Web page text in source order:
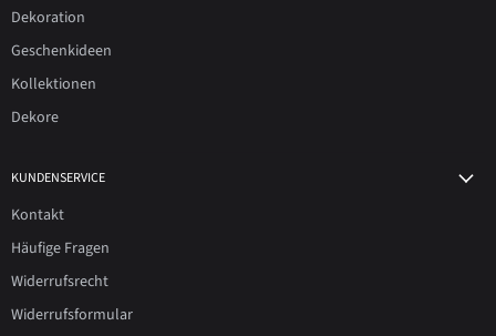
Dekoration
Geschenkideen
Kollektionen
Dekore
KUNDENSERVICE
Kontakt
Häufige Fragen
Widerrufsrecht
Widerrufsformular